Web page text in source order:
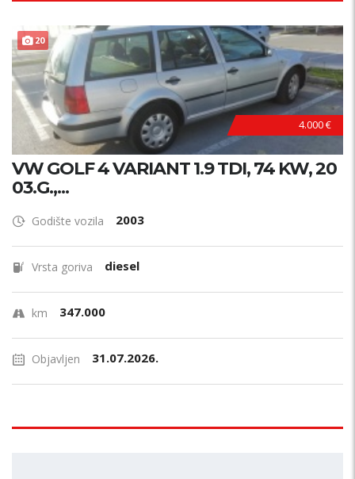
20
4.000 €
VW GOLF 4 VARIANT 1.9 TDI, 74 KW, 20
03.G.,...
Godište vozila 2003
Vrsta goriva diesel
km 347.000
Objavljen 31.07.2026.